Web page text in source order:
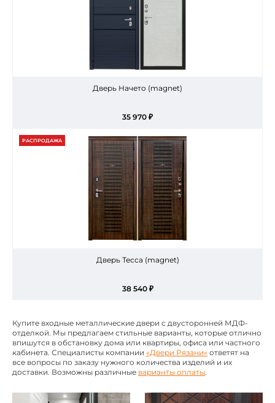
Дверь Начето (magnet)
35 970 ₽
РАСПРОДАЖА
Дверь Тесса (magnet)
38 540 ₽
Купите входные металлические двери с двусторонней МДФ-
отделкой. Мы предлагаем стильные варианты, которые отлично
впишутся в обстановку дома или квартиры, офиса или частного
кабинета. Специалисты компании «Двери Рязани» ответят на
все вопросы по заказу нужного количества изделий и их
доставки. Возможны различные варианты оплаты.